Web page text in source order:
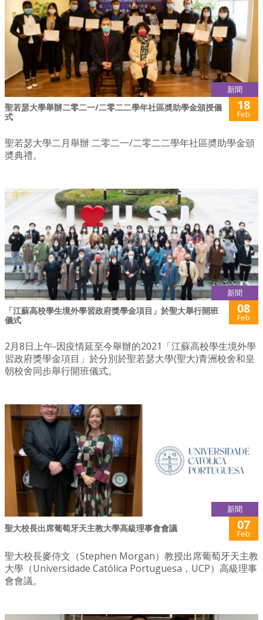
新聞
聖若瑟大學舉辦二零二一/二零二二學年社區奬助學金頒授儀
式
18
Feb
聖若瑟大學二月舉辦 二零二一/二零二二學年社區奬助學金頒
奬典禮。
新聞
「江蘇高校學生境外學習政府獎學金項目」於聖大舉行開班
儀式
08
Feb
2月8日上午-因疫情延至今舉辦的2021「江蘇高校學生境外學
習政府獎學金項目」於分別於聖若瑟大學(聖大)青洲校舍和皇
朝校舍同步舉行開班儀式。
新聞
聖大校長出席葡萄牙天主教大學高級理事會會議 07
Feb
聖大校長麥侍文（Stephen Morgan）教授出席葡萄牙天主教
大學（Universidade Católica Portuguesa，UCP）高級理事
會會議。